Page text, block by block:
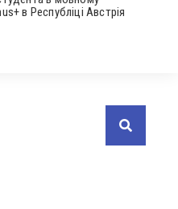
в Республіці Австрія